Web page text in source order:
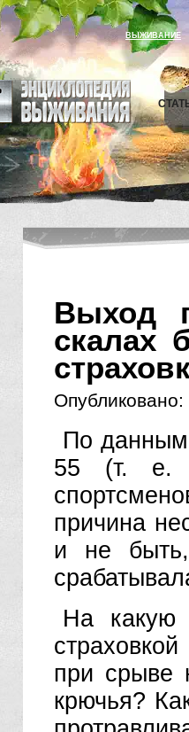
ВЫЖИВАНИЕ
Выход
скалах
Опубликовано:
По
55 (т. е.
причина
и не
На какую
при срыве
крючья?